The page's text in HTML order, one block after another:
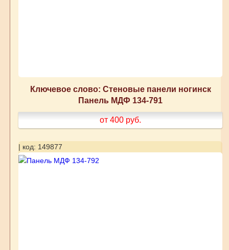
Ключевое слово: Стеновые панели ногинск
Панель МДФ 134-791
от 400 руб.
| код: 149877